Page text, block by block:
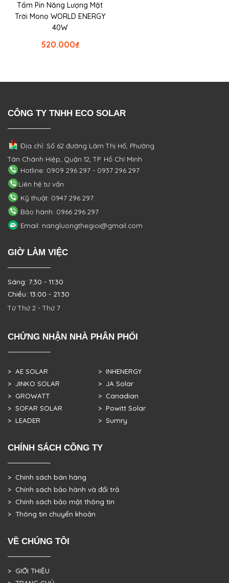
Tấm Pin Năng Lượng Mặt
Trời Mono WORLD ENERGY
40W
₫
520.000
CÔNG TY TNHH ECO SOLAR
Địa chỉ: Số 62 đường Lâm Thị Hố, Phường
Tân Chánh Hiệp, Quận 12, TP. Hồ Chí Minh
Hotline: 0909 296 297 - 0937 296 297
Liên hệ tư vấn
Kỹ thuật: 0947 296 297
Bảo hành: 0966 296 297
Email: nangluongthegioi@gmail.com
GIỜ LÀM VIỆC
Sáng: 7:30 - 11:30
Chiều: 13:00 - 21:30
Từ Thứ 2 - Thứ 7
CHỨNG NHẬN NHÀ PHÂN PHỐI
> AE SOLAR
> JINKO SOLAR
> GROWATT
> SOFAR SOLAR
> LEADER
> INHENERGY
> JA Solar
> Canadian
> Powitt Solar
> Sumry
CHÍNH SÁCH CÔNG TY
> Chính sách bán hàng
> Chính sách bảo hành và đổi trả
> Chính sách bảo mật thông tin
> Thông tin chuyển khoản
VỀ CHÚNG TÔI
> GIỚI THIỆU